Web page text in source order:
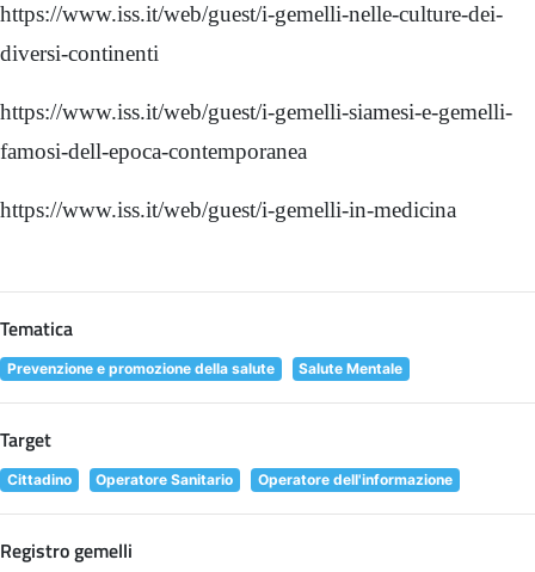
https://www.iss.it/web/guest/i-gemelli-nelle-culture-dei-
diversi-continenti
https://www.iss.it/web/guest/i-gemelli-siamesi-e-gemelli-
famosi-dell-epoca-contemporanea
https://www.iss.it/web/guest/i-gemelli-in-medicina
Tematica
Prevenzione e promozione della salute Salute Mentale
Target
Cittadino Operatore Sanitario Operatore dell'informazione
Registro gemelli